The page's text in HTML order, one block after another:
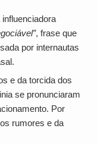
, frase que
por internautas
e da torcida dos
se pronunciaram
Por
rumores e da